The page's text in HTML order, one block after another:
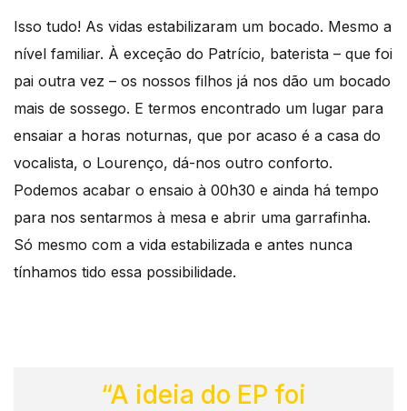
Isso tudo! As vidas estabilizaram um bocado. Mesmo a
nível familiar. À exceção do Patrício, baterista – que foi
pai outra vez – os nossos filhos já nos dão um bocado
mais de sossego. E termos encontrado um lugar para
ensaiar a horas noturnas, que por acaso é a casa do
vocalista, o Lourenço, dá-nos outro conforto.
Podemos acabar o ensaio à 00h30 e ainda há tempo
para nos sentarmos à mesa e abrir uma garrafinha.
Só mesmo com a vida estabilizada e antes nunca
tínhamos tido essa possibilidade.
“A ideia do EP foi